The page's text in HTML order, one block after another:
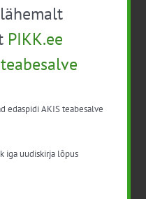
Isikuandmete
PIKK.ee
edaspidi AKIS teabesalve
iga uudiskirja lõpus